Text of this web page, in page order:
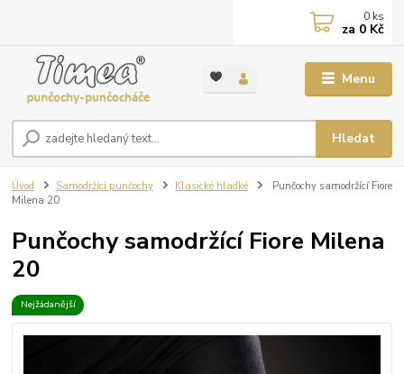
Menu
Hledat
0 ks
za 0 Kč
Úvod Samodržící punčochy Klasické hladké
Punčochy samodržící Fiore
Milena 20
Punčochy samodržící Fiore Milena
20
Nejžádanější